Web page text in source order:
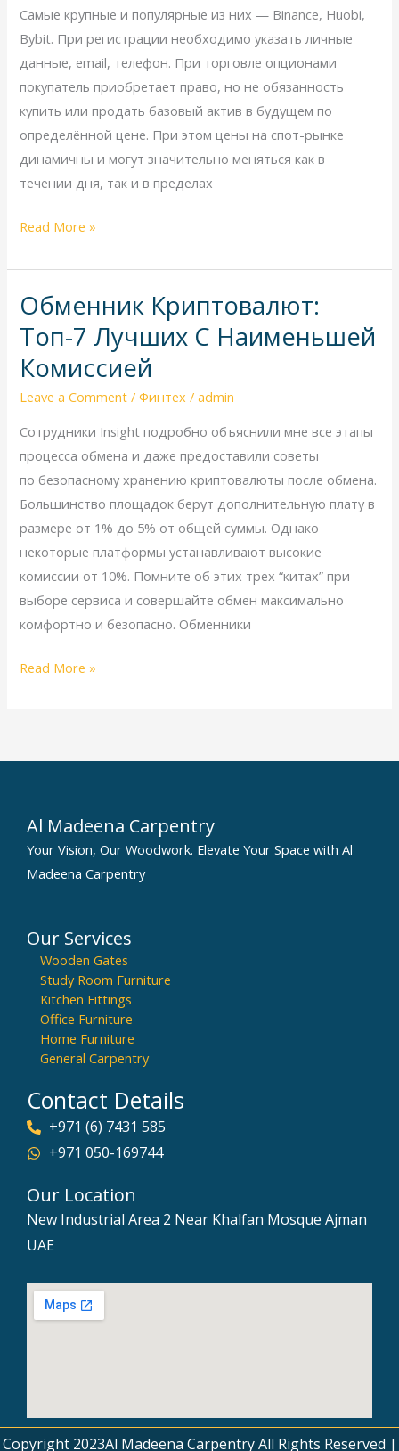
Самые крупные и популярные из них — Binance, Huobi,
Bybit. При регистрации необходимо указать личные
данные, email, телефон. При торговле опционами
покупатель приобретает право, но не обязанность
купить или продать базовый актив в будущем по
определённой цене. При этом цены на спот-рынке
динамичны и могут значительно меняться как в
течении дня, так и в пределах
брать,
стоит
ли
связываться
Read More »
Обменник Криптовалют:
Топ-7 Лучших С Наименьшей
Комиссией
Leave a Comment /Финтех /admin
Сотрудники Insight подробно объяснили мне все этапы
процесса обмена и даже предоставили советы
по безопасному хранению криптовалюты после обмена.
Большинство площадок берут дополнительную плату в
размере от 1% до 5% от общей суммы. Однако
некоторые платформы устанавливают высокие
комиссии от 10%. Помните об этих трех “китах” при
выборе сервиса и совершайте обмен максимально
комфортно и безопасно. Обменники
Обменник
Криптовалют:
Топ-7
Лучших
С
Комиссией
Read More »
Al Madeena Carpentry
Your Vision, Our Woodwork. Elevate Your Space with Al
Madeena Carpentry
Our Services
Wooden Gates
Study Room Furniture
Kitchen Fittings
Office Furniture
Home Furniture
General Carpentry
Contact Details
+971 (6) 7431 585
+971 050-169744
Our Location
New Industrial Area 2 Near Khalfan Mosque Ajman
UAE
Copyright 2023Al Madeena Carpentry All Rights Reserved |